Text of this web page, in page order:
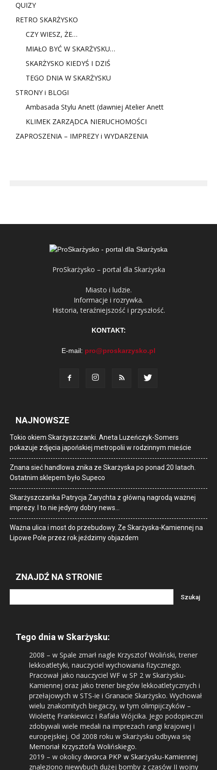
QUIZY
RETRO SKARŻYSKO
CZY WIESZ, ŻE…
MIAŁO BYĆ W SKARŻYSKU…
SKARŻYSKO KIEDYŚ I DZIŚ
TEGO DNIA W SKARŻYSKU
STRONY i BLOGI
Ambasada Stylu Anett (dawniej Atelier Anett
KLIMEK ZARZĄDCA NIERUCHOMOŚCI
ZAPROSZENIA – IMPREZY i WYDARZENIA
ProSkarżysko – portal dla Skarżyska
Miasto i ludzie.
Informacje i rozrywka.
Historia, teraźniejszość i przyszłość.
KONTAKT:
E-mail: pro@proskarzysko.pl
NAJNOWSZE
Tokio okiem Skarżyszczanki. Aneta Luzeńczyk-Somers
pokazuje zdjęcia japońskiej metropolii w rodzinnym mieście
Znana sieć handlowa znika ze Skarżyska po ponad 20 latach.
Ostatnim sklepem było Supeco
Skarżyszczanka Patrycja Zarychta z główną nagrodą ważnej
imprezy. I to nie jedyny dobry news…
Ważna ulica i most do przebudowy. Ze Skarżyska-Kamiennej na
Lipowe Pole przez rok jeździmy objazdem
ZNAJDŹ NA STRONIE
Tego dnia w Skarżysku:
2008 – w Spale zmarł nagle Krzysztof Woliński, trener
lekkoatletyki, nauczyciel wychowania fizycznego.
Pracował jako nauczyciel WF w SP 2 w Skarżysku-
Kamiennej oraz jako trener biegów lekkoatletycznych i
przełajowych w STS-ie i Granacie Skarżysko. Wychował
wielu znakomitych biegaczy, w tym olimpijczyków –
Wiolettę Frankiewicz i Rafała Wójcika. Jego podopieczni
zdobywali wiele medali na imprezach rangi krajowej i
europejskiej. Od 2008 roku w Skarżysku odbywa się
Memoriał Krzysztofa Wolińskiego.
2019 – w okolicy dworca PKP w Skarżysku-Kamiennej
znaleziono niewybuch dużej bomby z czasów II wojny